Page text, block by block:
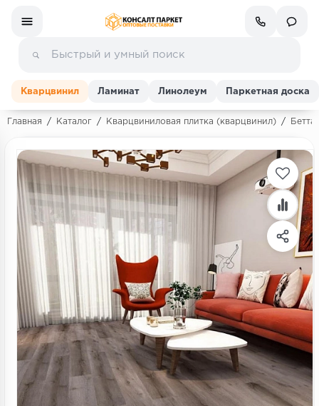
Ламинат
Линолеум
Кварц-винил (ПВХ плитка)
Инженерная доска
Паркетная доска
Террасная доска
Пробковое покрытие
Ковровая плитка
Кварцвинил Ламинат Линолеум Паркетная доска
Главная / Каталог / Кварцвиниловая плитка (кварцвинил) /